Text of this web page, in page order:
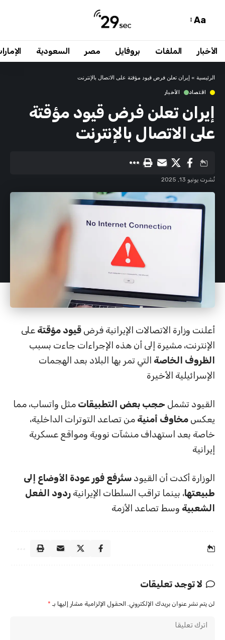
Aa
الأخبار الملفات بروفايل مصر السعودية
الرئيسية » إيران تعلن فرض قيود مؤقتة على الاتصال بالإنترنت
اقتصاد الأخبار
إيران تعلن فرض قيود مؤقتة
على الاتصال بالإنترنت
نُشرت يونيو 13, 2025
أعلنت وزارة الاتصالات الإيرانية فرض قيود مؤقتة على
الإنترنت، مشيرة إلى أن هذه الإجراءات جاءت بسبب
الظروف الخاصة التي تمر بها البلاد بعد الهجمات
الإسرائيلية الأخيرة
القيود تشمل حجب بعض التطبيقات مثل واتساب، مما
يعكس مخاوف أمنية من تصاعد التوترات الداخلية،
خاصة بعد استهداف منشآت نووية ومواقع عسكرية
إيرانية
الوزارة أكدت أن القيود ستُرفع فور عودة الأوضاع إلى
طبيعتها، بينما تراقب السلطات الإيرانية ردود الفعل
الشعبية وسط تصاعد الأزمة
لا توجد تعليقات
لن يتم نشر عنوان بريدك الإلكتروني. الحقول الإلزامية مشار إليها بـ *